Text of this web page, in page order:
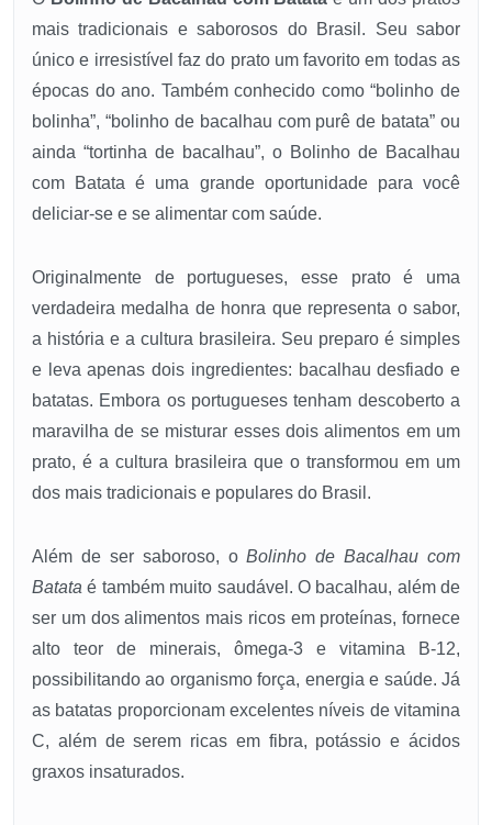
mais tradicionais e saborosos do Brasil. Seu sabor
único e irresistível faz do prato um favorito em todas as
épocas do ano. Também conhecido como “bolinho de
bolinha”, “bolinho de bacalhau com purê de batata” ou
ainda “tortinha de bacalhau”, o Bolinho de Bacalhau
com Batata é uma grande oportunidade para você
deliciar-se e se alimentar com saúde.
Originalmente de portugueses, esse prato é uma
verdadeira medalha de honra que representa o sabor,
a história e a cultura brasileira. Seu preparo é simples
e leva apenas dois ingredientes: bacalhau desfiado e
batatas. Embora os portugueses tenham descoberto a
maravilha de se misturar esses dois alimentos em um
prato, é a cultura brasileira que o transformou em um
dos mais tradicionais e populares do Brasil.
Além de ser saboroso, oBolinho de Bacalhau com
Batata é também muito saudável. O bacalhau, além de
ser um dos alimentos mais ricos em proteínas, fornece
alto teor de minerais, ômega-3 e vitamina B-12,
possibilitando ao organismo força, energia e saúde. Já
as batatas proporcionam excelentes níveis de vitamina
C, além de serem ricas em fibra, potássio e ácidos
graxos insaturados.